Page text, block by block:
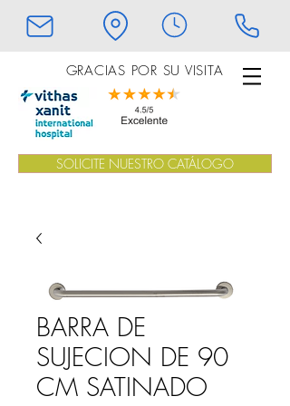
GRACIAS POR SU VISITA
SOLICITE NUESTRO CATÁLOGO
BARRA DE
SUJECION DE 90
CM SATINADO